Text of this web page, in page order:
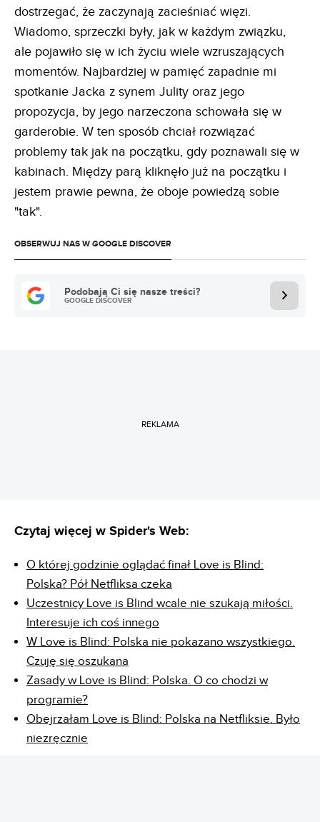
dostrzegać, że zaczynają zacieśniać więzi.
Wiadomo, sprzeczki były, jak w każdym związku,
ale pojawiło się w ich życiu wiele wzruszających
momentów. Najbardziej w pamięć zapadnie mi
spotkanie Jacka z synem Julity oraz jego
propozycja, by jego narzeczona schowała się w
garderobie. W ten sposób chciał rozwiązać
problemy tak jak na początku, gdy poznawali się w
kabinach. Między parą kliknęło już na początku i
jestem prawie pewna, że oboje powiedzą sobie
"tak".
OBSERWUJ NAS W GOOGLE DISCOVER
Podobają Ci się nasze treści?
GOOGLE DISCOVER
REKLAMA
Czytaj więcej w Spider's Web:
O której godzinie oglądać finał Love is Blind:
Polska? Pół Netfliksa czeka
Uczestnicy Love is Blind wcale nie szukają miłości.
Interesuje ich coś innego
W Love is Blind: Polska nie pokazano wszystkiego.
Czuję się oszukana
Zasady w Love is Blind: Polska. O co chodzi w
programie?
Obejrzałam Love is Blind: Polska na Netfliksie. Było
niezręcznie